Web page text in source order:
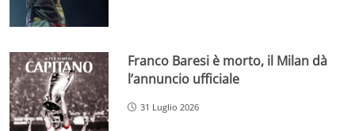
Franco Baresi è morto, il Milan dà
l’annuncio ufficiale
31 Luglio 2026